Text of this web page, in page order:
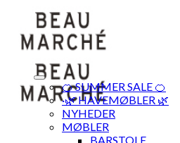
content
🍊 SUMMER SALE 🍊
·🌿 HAVEMØBLER 🌿
NYHEDER
MØBLER
BARSTOLE